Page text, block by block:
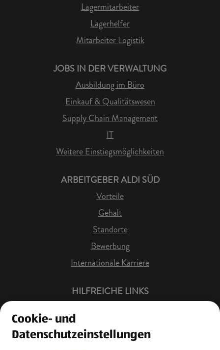
Lagermitarbeiter
Lagerhelfer
Mitarbeiter Logistik
JOBS IN DER VERWALTUNG
Ausbildung im Büro
Einkauf & Qualitätswesen
Supply Chain Management
IT
Weitere Einstiegsmöglichkeiten
ARBEITGEBER ALDI SÜD
Vorteile
Gehalt
Standorte
Bewerbung
Internationale Karriere
HILFREICHE LINKS
Job Benachrichtigung
Bewerberkonto
Cookie- und
Datenschutzeinstellungen